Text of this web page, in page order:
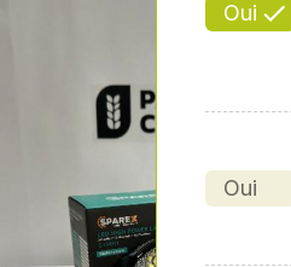
Oui
Oui